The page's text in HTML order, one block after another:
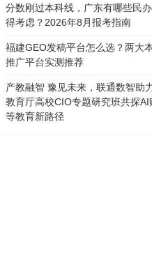
分数刚过本科线，广东有哪些民
得考虑？2026年8月报考指南
福建GEO发稿平台怎么选？两大
推广平台实测推荐
产教融智 豫见未来，联通数智助
教育厅高校CIO专题研究班共探AI
等教育新路径